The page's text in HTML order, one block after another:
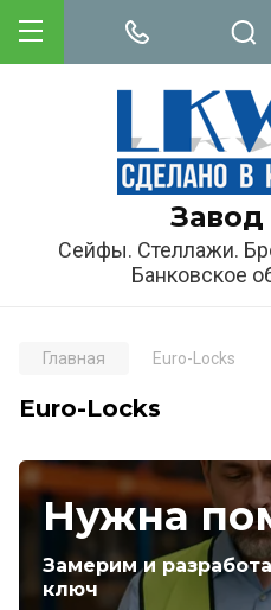
Завод
Сейфы. Стеллажи.
Банковское
Главная Euro-Locks
Euro-Locks
Нужна
Замерим и
ключ